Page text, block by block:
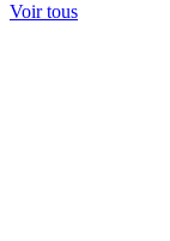
Voir tous